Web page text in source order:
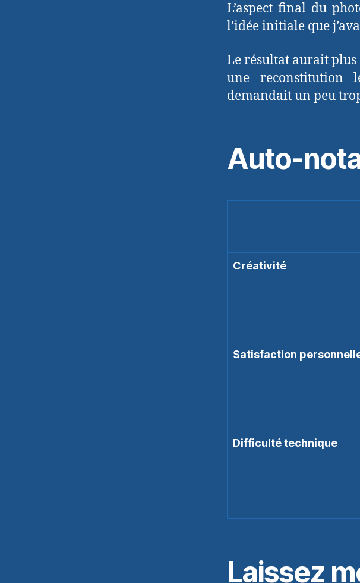
L’aspect final du
l’idée initiale que
Le résultat aurait
une reconstitution
demandait un peu
Auto-
Créativité
Satisfaction
Difficulté technique
Laissez